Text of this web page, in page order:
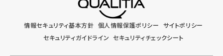
情報セキュリティ基本方針 個人情報保護ポリシー サイトポリシー
セキュリティガイドライン セキュリティチェックシート